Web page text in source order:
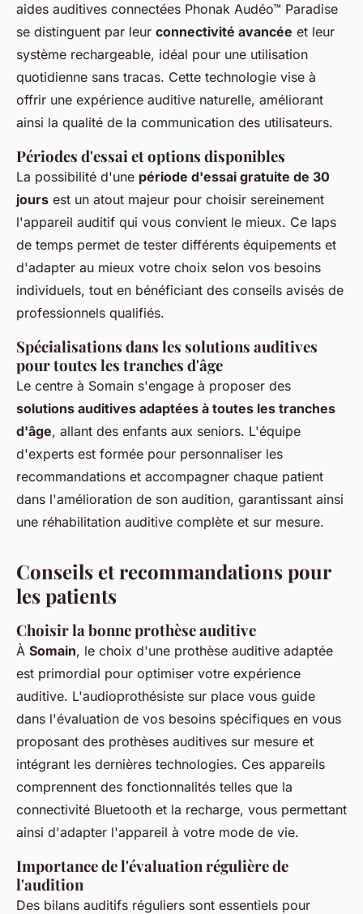
aides auditives connectées Phonak Audéo™ Paradise
se distinguent par leur connectivité avancée et leur
système rechargeable, idéal pour une utilisation
quotidienne sans tracas. Cette technologie vise à
offrir une expérience auditive naturelle, améliorant
ainsi la qualité de la communication des utilisateurs.
Périodes d'essai et options disponibles
La possibilité d'une période d'essai gratuite de 30
jours est un atout majeur pour choisir sereinement
l'appareil auditif qui vous convient le mieux. Ce laps
de temps permet de tester différents équipements et
d'adapter au mieux votre choix selon vos besoins
individuels, tout en bénéficiant des conseils avisés de
professionnels qualifiés.
Spécialisations dans les solutions auditives
pour toutes les tranches d'âge
Le centre à Somain s'engage à proposer des
solutions auditives adaptées à toutes les tranches
d'âge, allant des enfants aux seniors. L'équipe
d'experts est formée pour personnaliser les
recommandations et accompagner chaque patient
dans l'amélioration de son audition, garantissant ainsi
une réhabilitation auditive complète et sur mesure.
Conseils et recommandations pour
les patients
Choisir la bonne prothèse auditive
À Somain, le choix d'une prothèse auditive adaptée
est primordial pour optimiser votre expérience
auditive. L'audioprothésiste sur place vous guide
dans l'évaluation de vos besoins spécifiques en vous
proposant des prothèses auditives sur mesure et
intégrant les dernières technologies. Ces appareils
comprennent des fonctionnalités telles que la
connectivité Bluetooth et la recharge, vous permettant
ainsi d'adapter l'appareil à votre mode de vie.
Importance de l'évaluation régulière de
l'audition
Des bilans auditifs réguliers sont essentiels pour